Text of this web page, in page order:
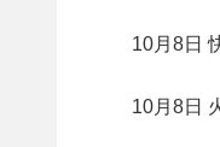
10月8日
10月8日